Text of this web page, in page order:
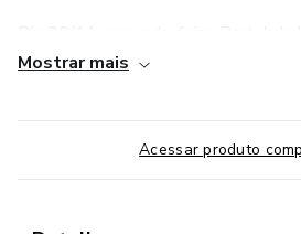
Ativando o Resgatar, o que
Dia 27/11, segunda-feira, Portal da
Leveza, a Consistência e a
Mostrar mais
Acessar produto